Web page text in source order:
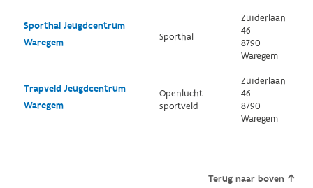
Sporthal Jeugdcentrum
Waregem
Sporthal
Zuiderlaan
46
8790
Waregem
Trapveld Jeugdcentrum
Waregem
Openlucht
sportveld
Zuiderlaan
46
8790
Waregem
Terug naar boven